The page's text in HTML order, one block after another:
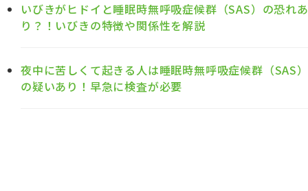
いびきがヒドイと睡眠時無呼吸症候群（SAS）の恐れあ
り？！いびきの特徴や関係性を解説
夜中に苦しくて起きる人は睡眠時無呼吸症候群（SAS）
の疑いあり！早急に検査が必要